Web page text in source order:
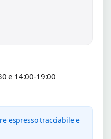
e 14:00-19:00
espresso tracciabile e